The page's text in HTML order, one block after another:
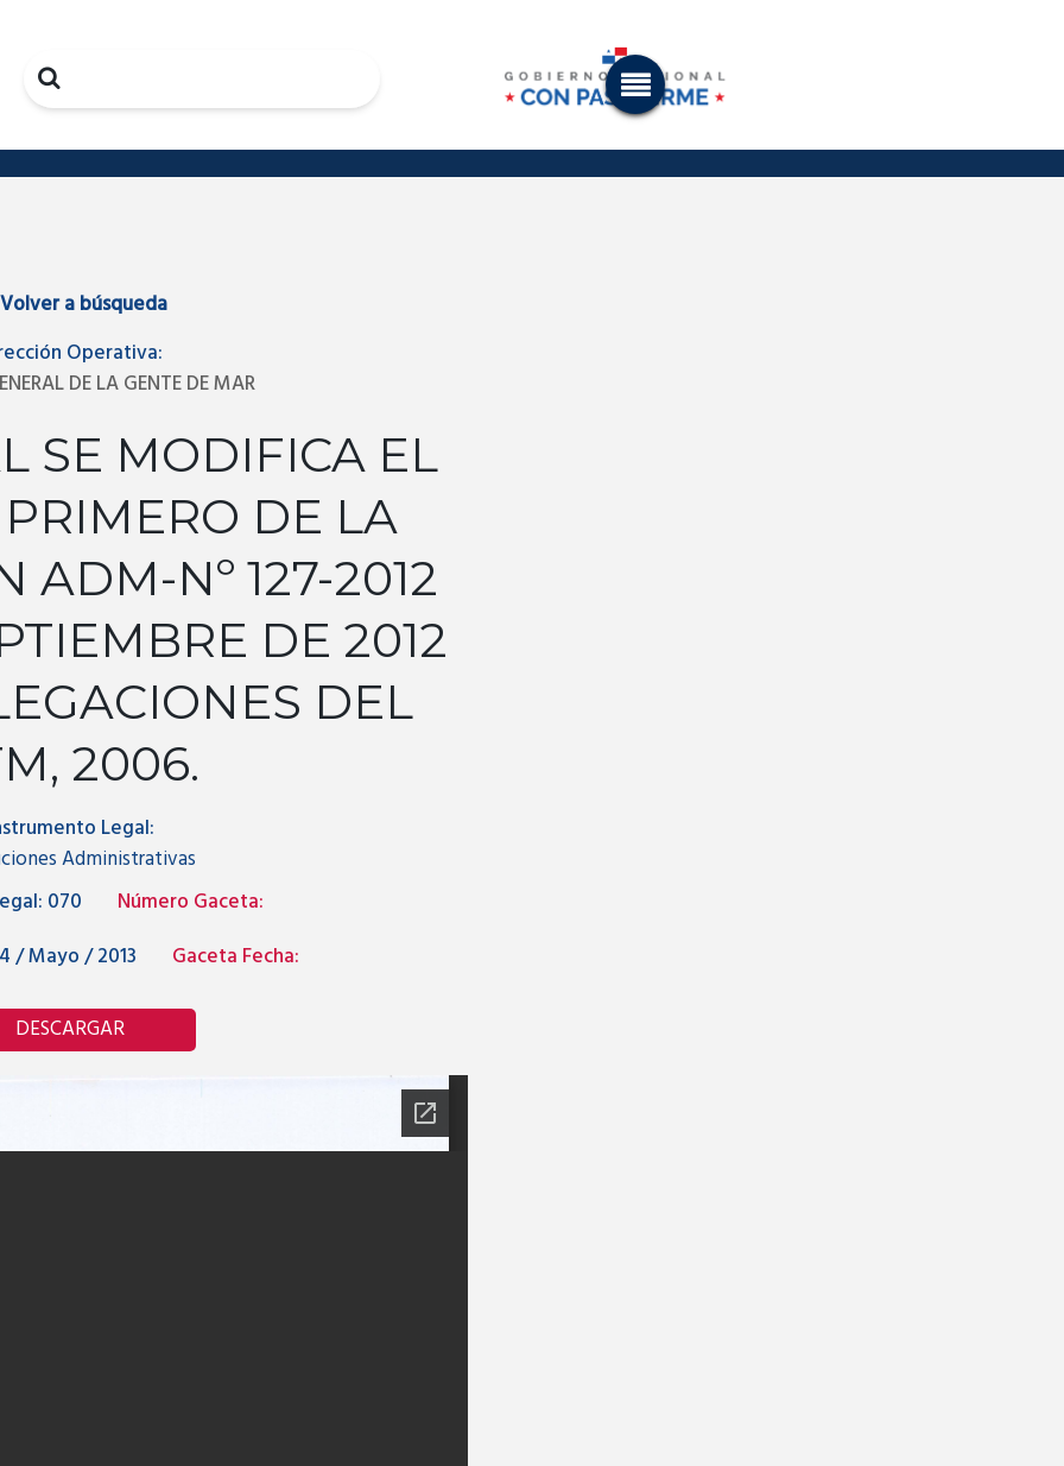
Search
a búsqueda
Operativa:
DE LA GENTE DE MAR
SE MODIFICA EL
DE LA
ADM-Nº 127-2012
DE 2012
DEL
2006.
Legal:
Administrativas
070
Número Gaceta:
/ Mayo / 2013
Gaceta Fecha:
DESCARGAR